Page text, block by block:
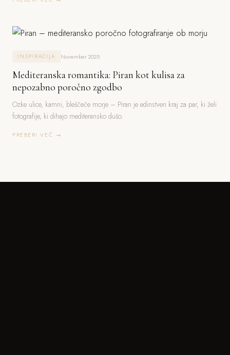
INSPIRACIJA November 2025
Mediteranska romantika: Piran kot kulisa za
nepozabno poročno zgodbo
Ozke ulice, kamni, bleščeče morje – Piran je edinstven kraj za par, ki želi
fotografije, ki dihajo mediteransko dušo.
PREBERI VEČ →